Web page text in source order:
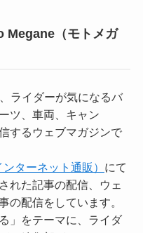
Megane（モトメガ
ライダーが気になるバ
ツ、車両、キャン
するウェブマガジンで
ターネット通販） にて
れた記事の配信、ウェ
の配信をしています。
」をテーマに、ライダ